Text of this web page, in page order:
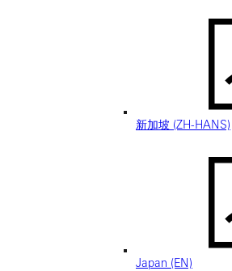
新加坡 (ZH-HANS)
Japan (EN)